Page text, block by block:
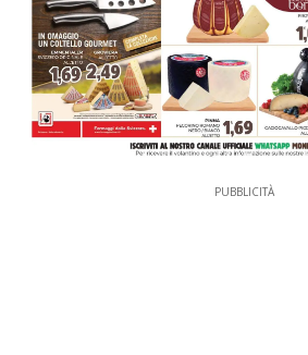
PUBBLICITÀ